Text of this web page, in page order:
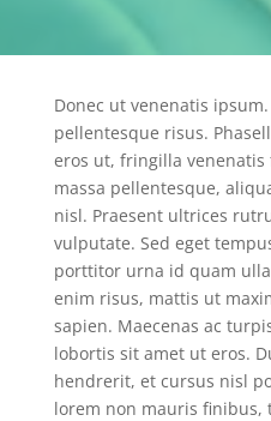
Donec ut venenatis
pellentesque risus.
eros ut, fringilla
massa pellentesque,
nisl. Praesent ultrices
vulputate. Sed eget
porttitor urna id quam
enim risus, mattis ut
sapien. Maecenas ac
lobortis sit amet ut eros.
hendrerit, et cursus nisl
lorem non mauris finibus,